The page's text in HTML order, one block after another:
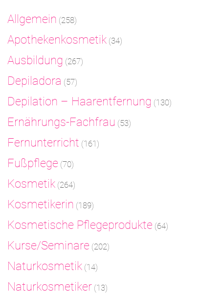
Allgemein (258)
Apothekenkosmetik (34)
Ausbildung (267)
Depiladora (57)
Depilation – Haarentfernung (130)
Ernährungs-Fachfrau (53)
Fernunterricht (161)
Fußpflege (70)
Kosmetik (264)
Kosmetikerin (189)
Kosmetische Pflegeprodukte (64)
Kurse/Seminare (202)
Naturkosmetik (14)
Naturkosmetiker (13)